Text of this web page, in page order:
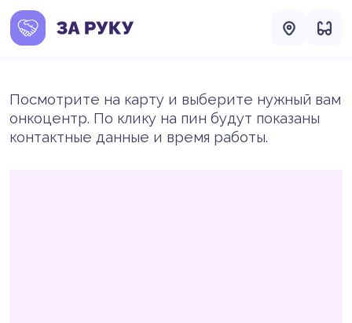
Посмотрите на карту и выберите нужный вам
онкоцентр. По клику на пин будут показаны
контактные данные и время работы.